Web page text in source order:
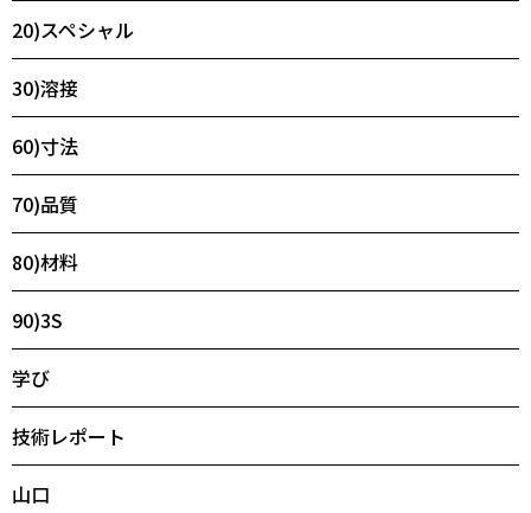
20)スペシャル
30)溶接
60)寸法
70)品質
80)材料
90)3S
学び
技術レポート
山口